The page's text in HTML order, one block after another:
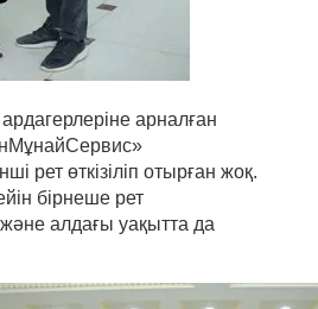
арналған
рет өткізіліп отырған жоқ.
бірнеше рет
алдағы уақытта да